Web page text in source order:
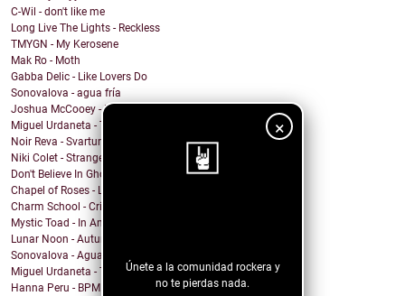
×
Únete a la comunidad rockera y
no te pierdas nada.
C-Wil - don't like me
Long Live The Lights - Reckless
TMYGN - My Kerosene
Mak Ro - Moth
Gabba Delic - Like Lovers Do
Sonovalova - agua fría
Joshua McCooey - Hall Of Shame
Miguel Urdaneta - Te Sigo Pensando
Noir Reva - Svartur
Niki Colet - Strange Dreams
Don't Believe In Ghosts - Brooklyn Baby
Chapel of Roses - Lose Control
Charm School - Crime Time
Mystic Toad - In Another World
Lunar Noon - Autumn Passing
Sonovalova - Agua Fría
Miguel Urdaneta - Te Sigo Pensando
Hanna Peru - BPM